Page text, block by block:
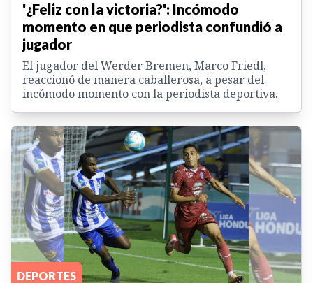
'¿Feliz con la victoria?': Incómodo
momento en que periodista confundió a
jugador
El jugador del Werder Bremen, Marco Friedl,
reaccionó de manera caballerosa, a pesar del
incómodo momento con la periodista deportiva.
DEPORTES